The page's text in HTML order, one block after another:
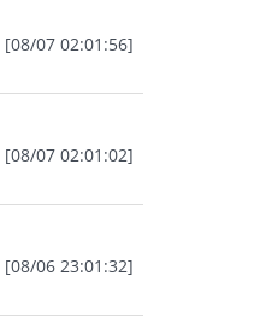
[08/07 02:01:56]
[08/07 02:01:02]
[08/06 23:01:32]